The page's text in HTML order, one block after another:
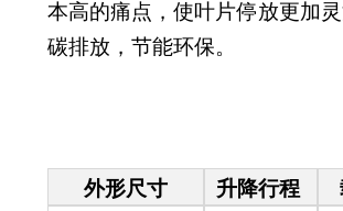
本高的痛点，使叶片停放更加
碳排放，节能环保。
外形尺寸 升降行程